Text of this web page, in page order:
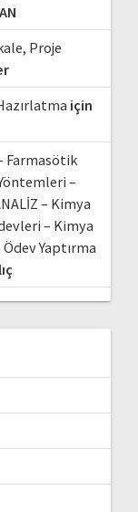
Proje
için
Farmasötik
–
– Kimya
– Kimya
Yaptırma